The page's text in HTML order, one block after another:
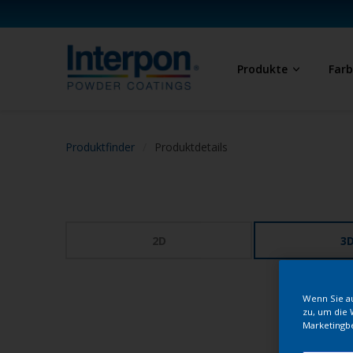
Produkte
Produktfinder Produktdetails
2D 3D
Wenn Sie
zu, um die